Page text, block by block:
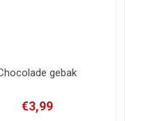
gebak
€3,99